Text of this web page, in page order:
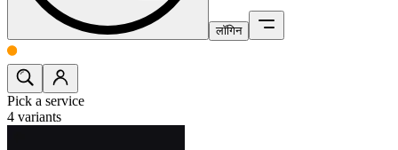
लॉगिन
Pick a service
4 variants